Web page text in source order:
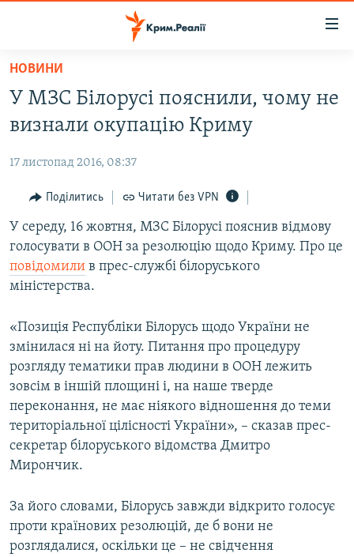
Перейти
основного
матеріалу
до
навігації
Перейти
до
пошуку
ПОЛІТИКА
БЛОГИ
ПОГЛЯД
ІНТЕРВ'Ю
ВСЕ ЗА ДЕНЬ
ДЕПОРТАЦІЯ
ВІДЕОУРОКИ «ELIFBE»
УКРАЇНСЬКА ПРОБЛЕМА КРИМУ
ІНФОГРАФІКА
ЯК ОБІЙТИ БЛОКУВАННЯ
Русский
Qırımtatar
ДОЛУЧАЙСЯ!
Усі сайти RFE/RL
НОВИНИ
У МЗС Білорусі пояснили, чому не
визнали окупацію Криму
17 листопад 2016, 08:37
Поділитись Читати без VPN
У середу, 16 жовтня, МЗС Білорусі пояснив відмову
голосувати в ООН за резолюцію щодо Криму. Про це
повідомили в прес-службі білоруського
міністерства.
«Позиція Республіки Білорусь щодо України не
змінилася ні на йоту. Питання про процедуру
розгляду тематики прав людини в ООН лежить
зовсім в іншій площині і, на наше тверде
переконання, не має ніякого відношення до теми
територіальної цілісності України», – сказав прес-
секретар білоруського відомства Дмитро
Мирончик.
За його словами, Білорусь завжди відкрито голосує
проти країнових резолюцій, де б вони не
розглядалися, оскільки це – не свідчення